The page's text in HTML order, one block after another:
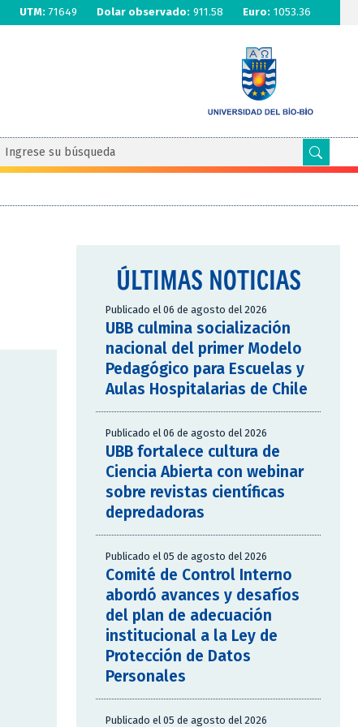
UTM: 71649 Dolar observado: 911.58 Euro: 1053.36
ÚLTIMAS NOTICIAS
Publicado el 06 de agosto del 2026
UBB culmina socialización
nacional del primer Modelo
Pedagógico para Escuelas y
Aulas Hospitalarias de Chile
Publicado el 06 de agosto del 2026
UBB fortalece cultura de
Ciencia Abierta con webinar
sobre revistas científicas
depredadoras
Publicado el 05 de agosto del 2026
Comité de Control Interno
abordó avances y desafíos
del plan de adecuación
institucional a la Ley de
Protección de Datos
Personales
Publicado el 05 de agosto del 2026